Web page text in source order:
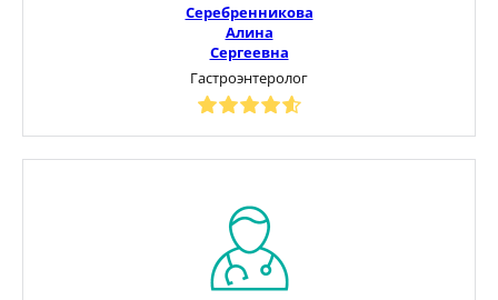
Серебренникова
Алина
Сергеевна
Гастроэнтеролог